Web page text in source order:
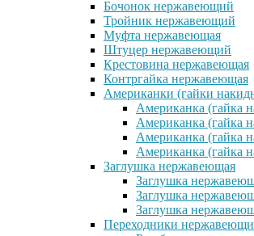
Бочонок нержавеющий
Тройник нержавеющий
Муфта нержавеющая
Штуцер нержавеющий
Крестовина нержавеющая
Контргайка нержавеющая
Американки (гайки
Американка (гайка
Американка (гайка
Американка (гайка
Американка (гайка
Заглушка нержавеющая
Заглушка
Заглушка
Заглушка
Переходники